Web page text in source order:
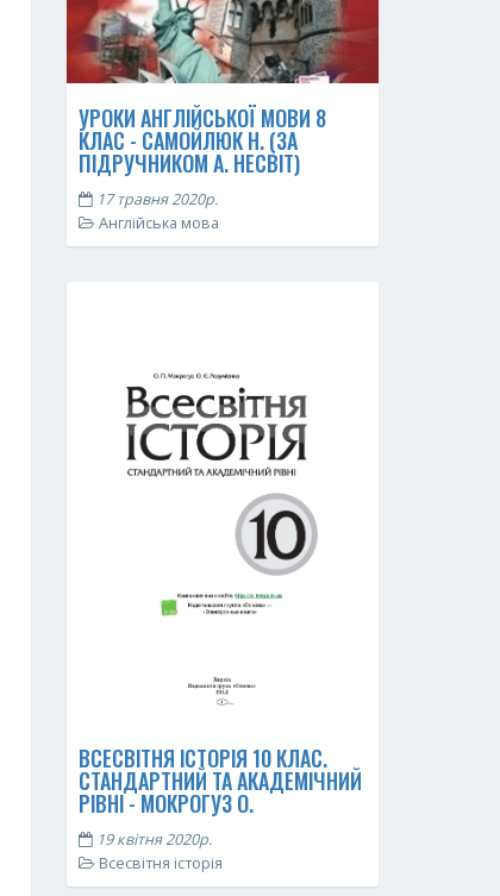
УРОКИ АНГЛІЙСЬКОЇ МОВИ 8
КЛАС - САМОЙЛЮК Н. (ЗА
ПІДРУЧНИКОМ А. НЕСВІТ)
17 травня 2020р.
Англійська мова
ВСЕСВІТНЯ ІСТОРІЯ 10 КЛАС.
СТАНДАРТНИЙ ТА АКАДЕМІЧНИЙ
РІВНІ - МОКРОГУЗ О.
19 квітня 2020р.
Всесвітня історія